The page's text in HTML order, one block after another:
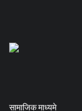
सामाजिक माध्यमे